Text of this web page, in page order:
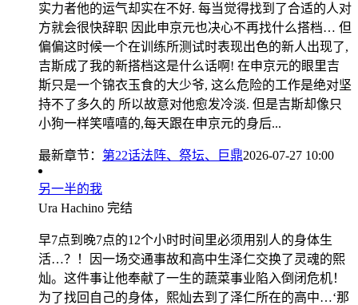
实力者他的运气却实在不好. 每当觉得找到了合适的人对
方就会很快辞职 因此申京元也决心不再找什么搭档… 但
偏偏这时候一个在训练所测试时表现出色的新人出现了,
吉斯成了我的新搭档这是什么话啊! 在申京元的眼里吉
斯只是一个锦衣玉食的大少爷, 这么危险的工作是绝对坚
持不了多久的 所以故意对他愈发冷淡. 但是吉斯却像只
小狗一样笑嘻嘻的,每天跟在申京元的身后...
最新章节： 第22话法阵、祭坛、巨鼎2026-07-27 10:00
另一半的我
Ura Hachino 完结
早7点到晚7点的12个小时时间里必须用别人的身体生
活…？！因一场交通事故和高中生泽仁交换了灵魂的熙
灿。这件事让他奉献了一生的蔬菜事业陷入倒闭危机！
为了找回自己的身体，熙灿去到了泽仁所在的高中…‘那